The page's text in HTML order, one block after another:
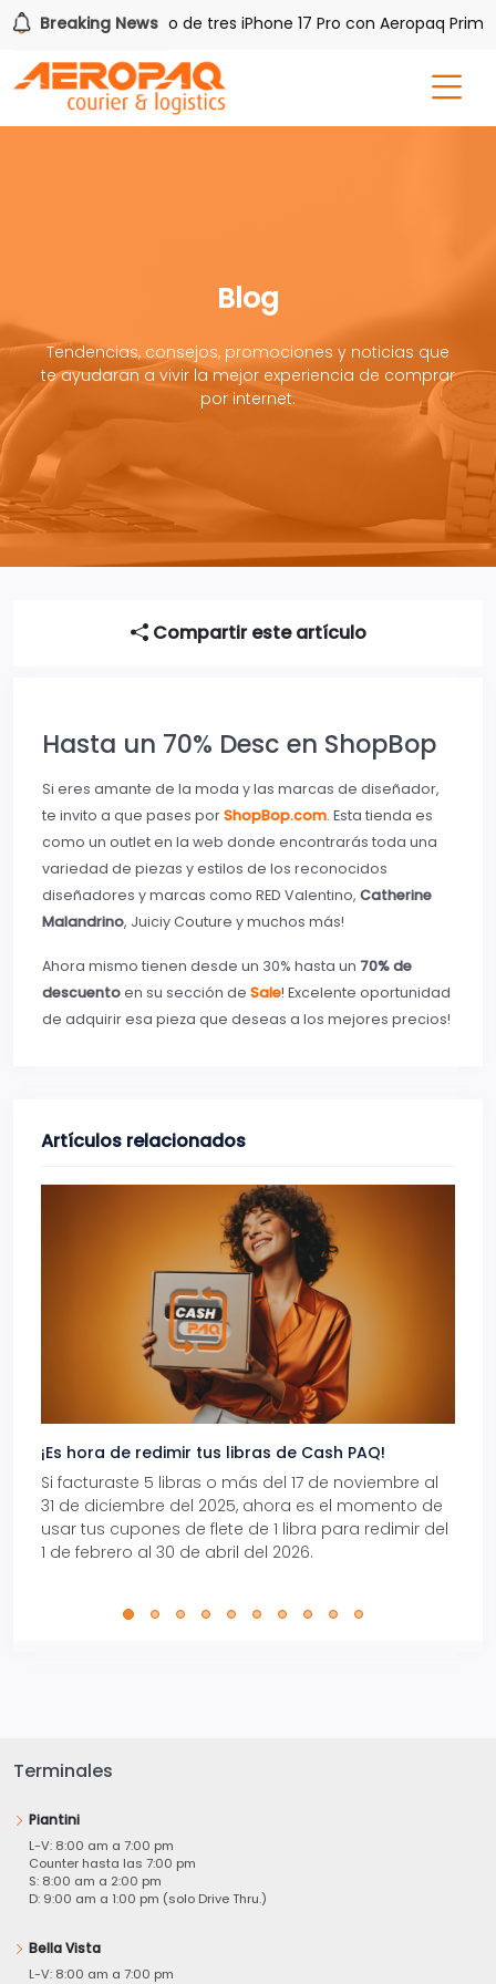
Breaking News
Gana uno de tres iPhone 17 Pro con Aeropaq Prime
Blog
Tendencias, consejos, promociones y noticias que
te ayudaran a vivir la mejor experiencia de comprar
por internet.
Compartir este artículo
Hasta un 70% Desc en ShopBop
Si eres amante de la moda y las marcas de diseñador,
te invito a que pases porShopBop.com. Esta tienda es
como un outlet en la web donde encontrarás toda una
variedad de piezas y estilos de los reconocidos
diseñadores y marcas como RED Valentino, Catherine
Malandrino, Juiciy Couture y muchos más!
Ahora mismo tienen desde un 30% hasta un 70% de
descuentoen su sección de Sale! Excelente oportunidad
de adquirir esa pieza que deseas a los mejores precios!
Artículos relacionados
¡Es hora de redimir tus libras de Cash PAQ!
Si facturaste 5 libras o más del 17 de noviembre al
31 de diciembre del 2025, ahora es el momento de
usar tus cupones de flete de 1 libra para redimir del
1 de febrero al 30 de abril del 2026.
Terminales
Piantini
L-V: 8:00 am a 7:00 pm
Counter hasta las 7:00 pm
S: 8:00 am a 2:00 pm
D: 9:00 am a 1:00 pm (solo Drive Thru.)
Bella Vista
L-V: 8:00 am a 7:00 pm